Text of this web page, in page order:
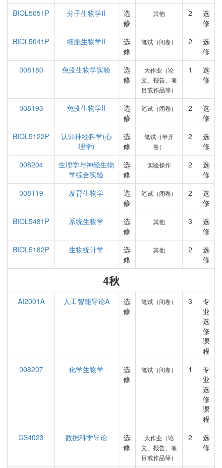
BIOL5051P
分子生物学II
选
修
其他 2
选
修
BIOL5041P
细胞生物学II
选
修
笔试（闭卷） 2
选
修
008180
免疫生物学实验
选
修
大作业（论
文、报告、项
目或作品等）
1
选
修
008193 免疫生物学II
选
修
笔试（闭卷） 2
选
修
BIOL5122P
认知神经科学(心
理学)
选
修
笔试（半开
卷）
2
选
修
008204
生理学与神经生物
学综合实验
选
修
实验操作 2
选
修
008119
发育生物学
选
修
笔试（闭卷） 2
选
修
BIOL5481P
系统生物学
选
修
其他 3
选
修
BIOL5182P
生物统计学
选
修
其他 2
选
修
4秋
AI2001A 人工智能导论A
选
修
笔试（闭卷） 3
专
业
选
修
课
程
008207
化学生物学
选
修
笔试（闭卷） 1
专
业
选
修
课
程
CS4023
数据科学导论
选
修
大作业（论
文、报告、项
目或作品等）
2
选
修